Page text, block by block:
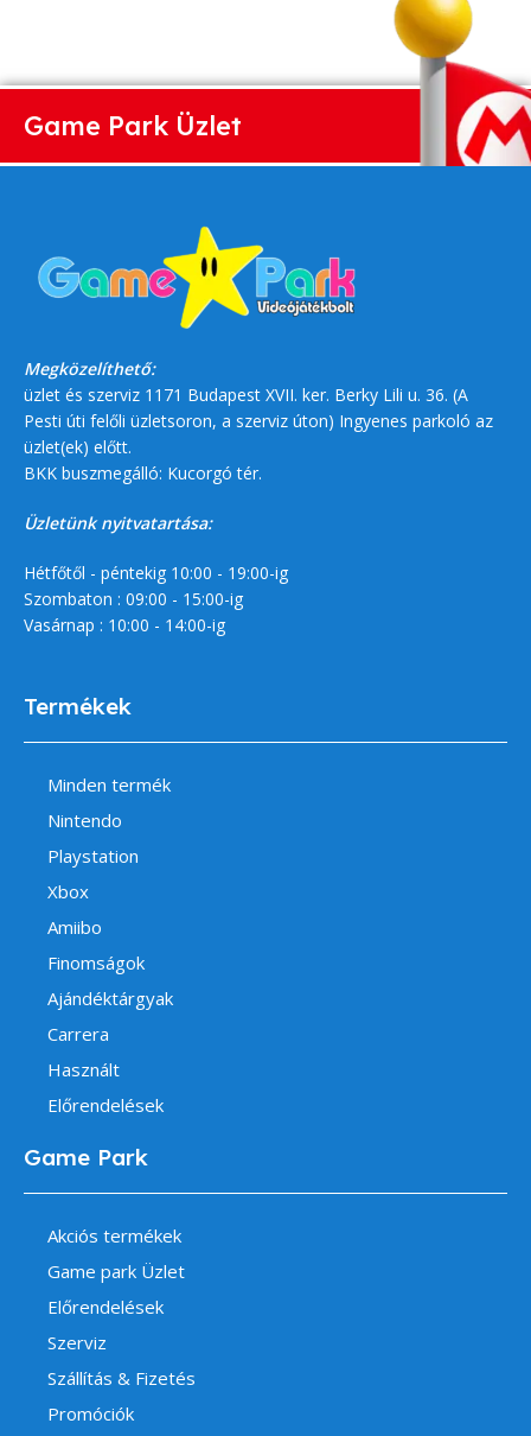
Game Park Üzlet
Megközelíthető:
üzlet és szerviz 1171 Budapest XVII. ker. Berky Lili u. 36. (A
Pesti úti felőli üzletsoron, a szerviz úton) Ingyenes parkoló az
üzlet(ek) előtt.
BKK buszmegálló: Kucorgó tér.
Üzletünk nyitvatartása:
Hétfőtől - péntekig 10:00 - 19:00-ig
Szombaton : 09:00 - 15:00-ig
Vasárnap : 10:00 - 14:00-ig
Termékek
Minden termék
Nintendo
Playstation
Xbox
Amiibo
Finomságok
Ajándéktárgyak
Carrera
Használt
Előrendelések
Game Park
Akciós termékek
Game park Üzlet
Előrendelések
Szerviz
Szállítás & Fizetés
Promóciók